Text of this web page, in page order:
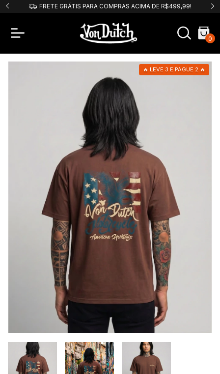
FRETE GRÁTIS PARA COMPRAS ACIMA DE R$499,99!
0
🔥 LEVE 3 E PAGUE 2 🔥